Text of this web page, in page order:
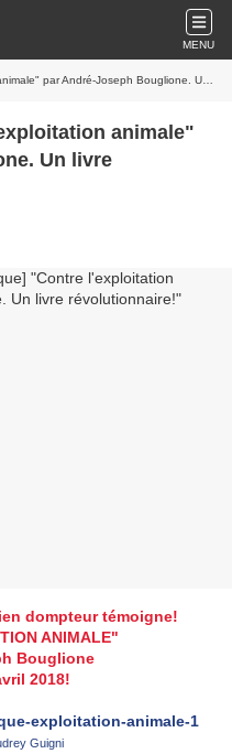
MENU
Joseph Bouglione. Un livre révolutionnaire!
animale"
Un livre
dompteur témoigne!
ANIMALE"
Bouglione
2018!
Guigni